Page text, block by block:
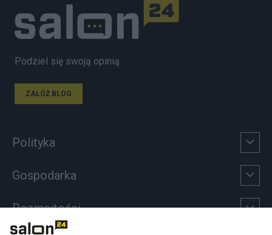
Podziel się swoją opinią
ZAŁÓŻ BLOG
Polityka
Gospodarka
Rozmaitości